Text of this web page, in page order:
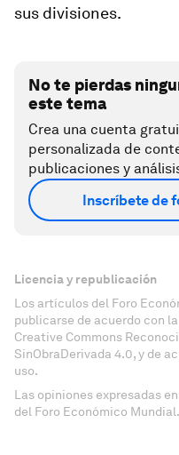
sus divisiones.
No te pierdas
este tema
Crea una cuenta
personalizada de
publicaciones y
Inscríbete de
Licencia y republicación
Los artículos del Foro
publicarse de acuerdo con
Creative Commons
SinObraDerivada 4.0, y de
uso.
Las opiniones expresadas
del Foro Económico Mundial.